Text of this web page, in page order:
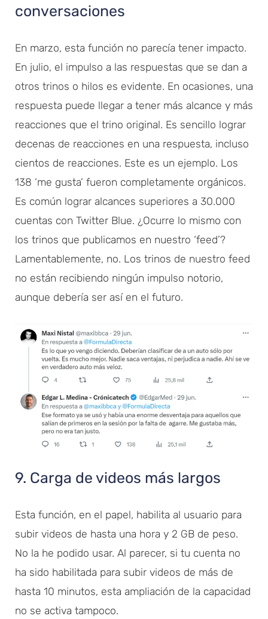
conversaciones
En marzo, esta función no parecía tener impacto.
En julio, el impulso a las respuestas que se dan a
otros trinos o hilos es evidente. En ocasiones, una
respuesta puede llegar a tener más alcance y más
reacciones que el trino original. Es sencillo lograr
decenas de reacciones en una respuesta, incluso
cientos de reacciones. Este es un ejemplo. Los
138 ‘me gusta’ fueron completamente orgánicos.
Es común lograr alcances superiores a 30.000
cuentas con Twitter Blue. ¿Ocurre lo mismo con
los trinos que publicamos en nuestro ‘feed’?
Lamentablemente, no. Los trinos de nuestro feed
no están recibiendo ningún impulso notorio,
aunque debería ser así en el futuro.
9. Carga de videos más largos
Esta función, en el papel, habilita al usuario para
subir videos de hasta una hora y 2 GB de peso.
No la he podido usar. Al parecer, si tu cuenta no
ha sido habilitada para subir videos de más de
hasta 10 minutos, esta ampliación de la capacidad
no se activa tampoco.